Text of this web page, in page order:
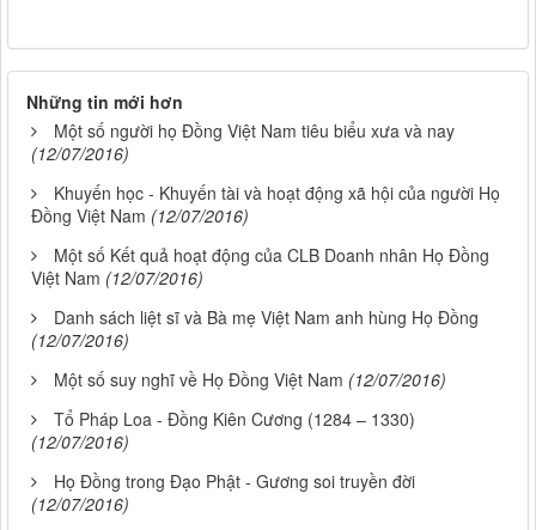
Những tin mới hơn
Một số người họ Đồng Việt Nam tiêu biểu xưa và nay
(12/07/2016)
Khuyến học - Khuyến tài và hoạt động xã hội của người Họ
Đồng Việt Nam (12/07/2016)
Một số Kết quả hoạt động của CLB Doanh nhân Họ Đồng
Việt Nam (12/07/2016)
Danh sách liệt sĩ và Bà mẹ Việt Nam anh hùng Họ Đồng
(12/07/2016)
Một số suy nghĩ về Họ Đồng Việt Nam (12/07/2016)
Tổ Pháp Loa - Đồng Kiên Cương (1284 – 1330)
(12/07/2016)
Họ Đồng trong Đạo Phật - Gương soi truyền đời
(12/07/2016)